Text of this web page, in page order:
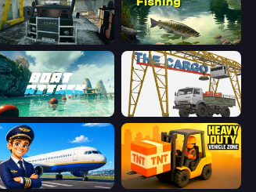
Kamaz Truck Driver Real Fishing Simulator
Boat Attack The Cargo
Idle Airport Tycoon